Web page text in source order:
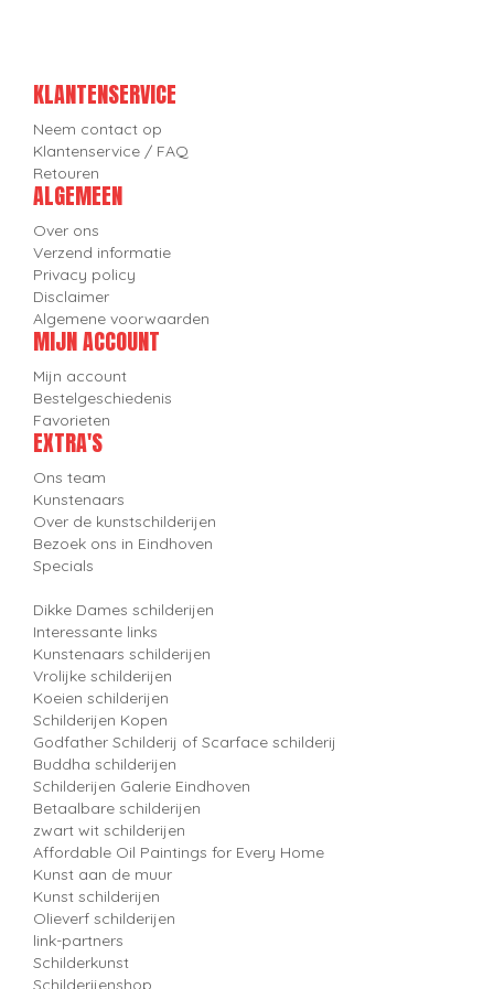
KLANTENSERVICE
Neem contact op
Klantenservice / FAQ
Retouren
ALGEMEEN
Over ons
Verzend informatie
Privacy policy
Disclaimer
Algemene voorwaarden
MIJN ACCOUNT
Mijn account
Bestelgeschiedenis
Favorieten
EXTRA'S
Ons team
Kunstenaars
Over de kunstschilderijen
Bezoek ons in Eindhoven
Specials
Dikke Dames schilderijen
Interessante links
Kunstenaars schilderijen
Vrolijke schilderijen
Koeien schilderijen
Schilderijen Kopen
Godfather Schilderij of Scarface schilderij
Buddha schilderijen
Schilderijen Galerie Eindhoven
Betaalbare schilderijen
zwart wit schilderijen
Affordable Oil Paintings for Every Home
Kunst aan de muur
Kunst schilderijen
Olieverf schilderijen
link-partners
Schilderkunst
Schilderijenshop